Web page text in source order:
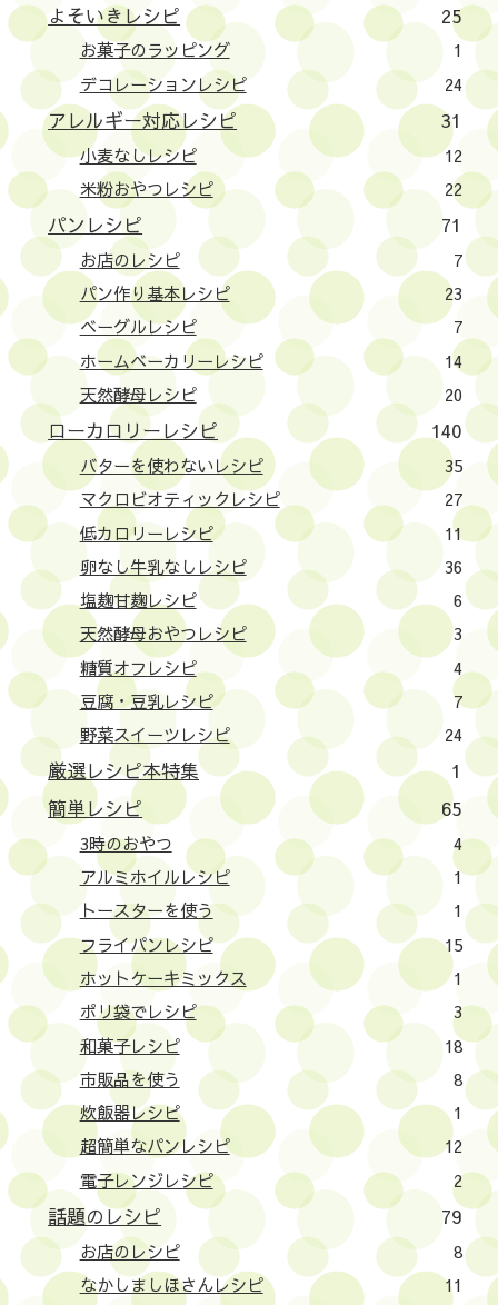
よそいきレシピ 25
お菓子のラッピング
1
デコレーションレシピ
24
アレルギー対応レシピ 31
小麦なしレシピ
12
米粉おやつレシピ
22
パンレシピ 71
お店のレシピ
7
パン作り基本レシピ
23
ベーグルレシピ
7
ホームベーカリーレシピ
14
天然酵母レシピ
20
ローカロリーレシピ 140
バターを使わないレシピ
35
マクロビオティックレシピ
27
低カロリーレシピ
11
卵なし牛乳なしレシピ
36
塩麹甘麹レシピ
6
天然酵母おやつレシピ
3
糖質オフレシピ
4
豆腐・豆乳レシピ
7
野菜スイーツレシピ
24
厳選レシピ本特集
1
簡単レシピ
65
3時のおやつ
4
アルミホイルレシピ
1
トースターを使う
1
フライパンレシピ
15
ホットケーキミックス
1
ポリ袋でレシピ
3
和菓子レシピ
18
市販品を使う
8
炊飯器レシピ
1
超簡単なパンレシピ
12
電子レンジレシピ
2
話題のレシピ 79
お店のレシピ
8
なかしましほさんレシピ
11